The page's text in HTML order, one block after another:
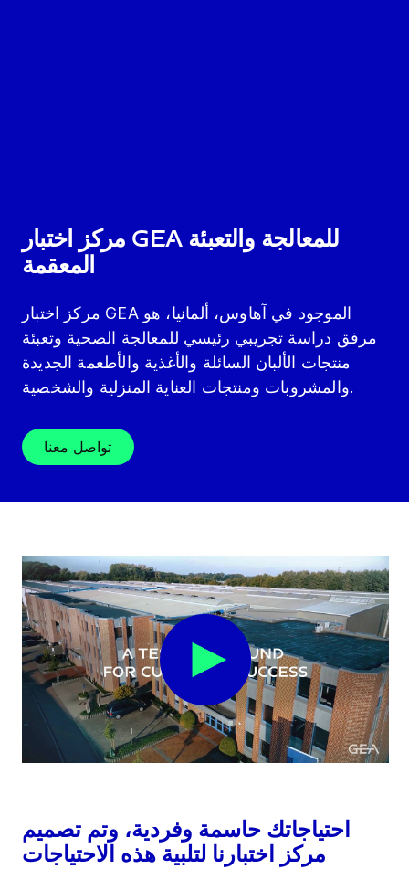
مركز اختبار GEA للمعالجة والتعبئة
المعقمة
مركز اختبار GEA الموجود في آهاوس، ألمانيا، هو
مرفق دراسة تجريبي رئيسي للمعالجة الصحية وتعبئة
منتجات الألبان السائلة والأغذية والأطعمة الجديدة
والمشروبات ومنتجات العناية المنزلية والشخصية.
تواصل معنا
احتياجاتك حاسمة وفردية، وتم تصميم
مركز اختبارنا لتلبية هذه الاحتياجات